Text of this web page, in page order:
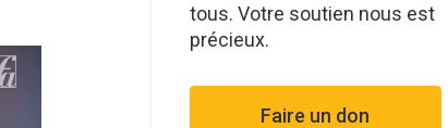
tous. Votre soutien nous est
précieux.
Faire un don